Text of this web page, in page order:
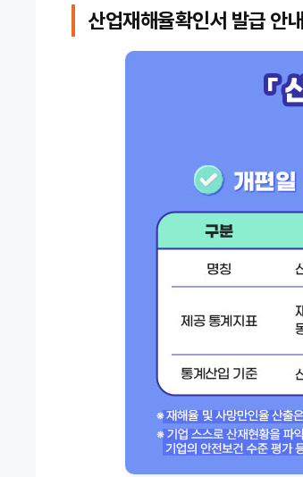
산업재해율확인서 발급 안내